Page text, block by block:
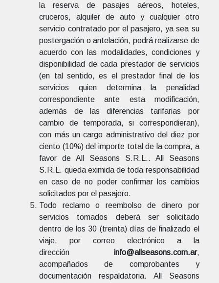
la reserva de pasajes aéreos, hoteles,
cruceros, alquiler de auto y cualquier otro
servicio contratado por el pasajero, ya sea su
postergación o antelación, podrá realizarse de
acuerdo con las modalidades, condiciones y
disponibilidad de cada prestador de servicios
(en tal sentido, es el prestador final de los
servicios quien determina la penalidad
correspondiente ante esta modificación,
además de las diferencias tarifarias por
cambio de temporada, si correspondieran),
con más un cargo administrativo del diez por
ciento (10%) del importe total de la compra, a
favor de All Seasons S.R.L.. All Seasons
S.R.L. queda eximida de toda responsabilidad
en caso de no poder confirmar los cambios
solicitados por el pasajero.
Todo reclamo o reembolso de dinero por
servicios tomados deberá ser solicitado
dentro de los 30 (treinta) días de finalizado el
viaje, por correo electrónico a la
dirección info@allseasons.com.ar,
acompañados de comprobantes y
documentación respaldatoria. All Seasons